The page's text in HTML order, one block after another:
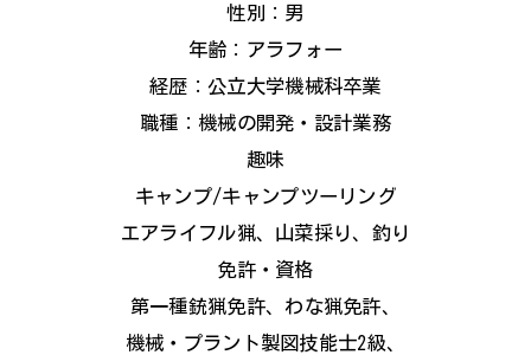
性別：男
年齢：アラフォー
経歴：公立大学機械科卒業
職種：機械の開発・設計業務
趣味
キャンプ/キャンプツーリング
エアライフル猟、山菜採り、釣り
免許・資格
第一種銃猟免許、わな猟免許、
機械・プラント製図技能士2級、